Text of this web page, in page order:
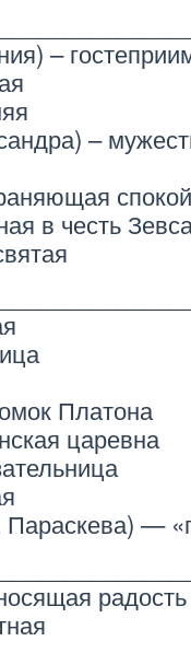
–
–
в честь
Платона
царевна
Параскева) —
радость